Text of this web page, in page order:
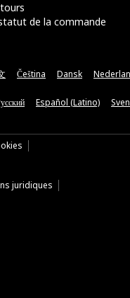
de la commande
Čeština Dansk
Español (Latino)
juridiques